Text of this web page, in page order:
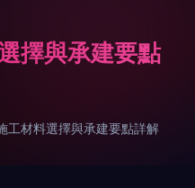
擇與承建要點
工材料選擇與承建要點詳解